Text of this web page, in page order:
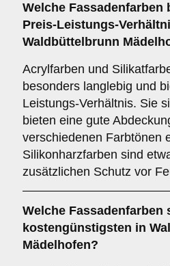
Welche Fassadenfarben
Preis-Leistungs-
Waldbüttelbrunn
Acrylfarben und
besonders langlebig und
Leistungs-Verhältnis. Sie
bieten eine gute
verschiedenen Farbtönen
Silikonharzfarben sind
zusätzlichen Schutz vor
Welche Fassadenfarben
kostengünstigsten in
Mädelhofen?